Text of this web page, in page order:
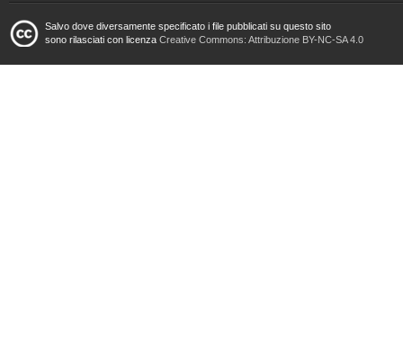
Salvo dove diversamente specificato i file pubblicati su questo sito
sono rilasciati con licenza Creative Commons: Attribuzione BY-NC-SA 4.0